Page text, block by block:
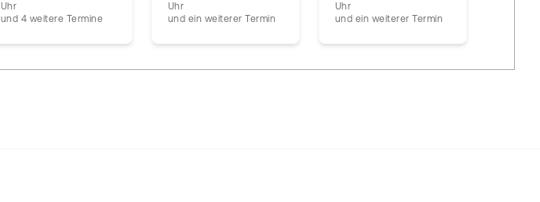
Uhr
und 4 weitere Termine
Uhr
und ein weiterer Termin
Uhr
und ein weiterer Termin